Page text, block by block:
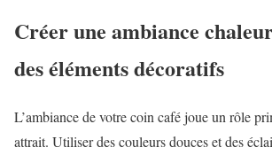
Créer une ambiance
des éléments décoratifs
L’ambiance de votre coin café joue un rôle
attrait. Utiliser des couleurs douces et des